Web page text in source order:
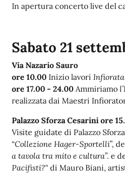
In apertura concerto live del
Sabato 21
Via Nazario Sauro
ore 10.00 Inizio lavori
ore 17.00 - 24.00 Ammiriamo
realizzata dai Maestri
Palazzo Sforza Cesarini ore
Visite guidate di Palazzo
“Collezione Hager-Sportelli”,
a tavola tra mito e cultura”. e
Pacifisti?" di Mauro Biani,